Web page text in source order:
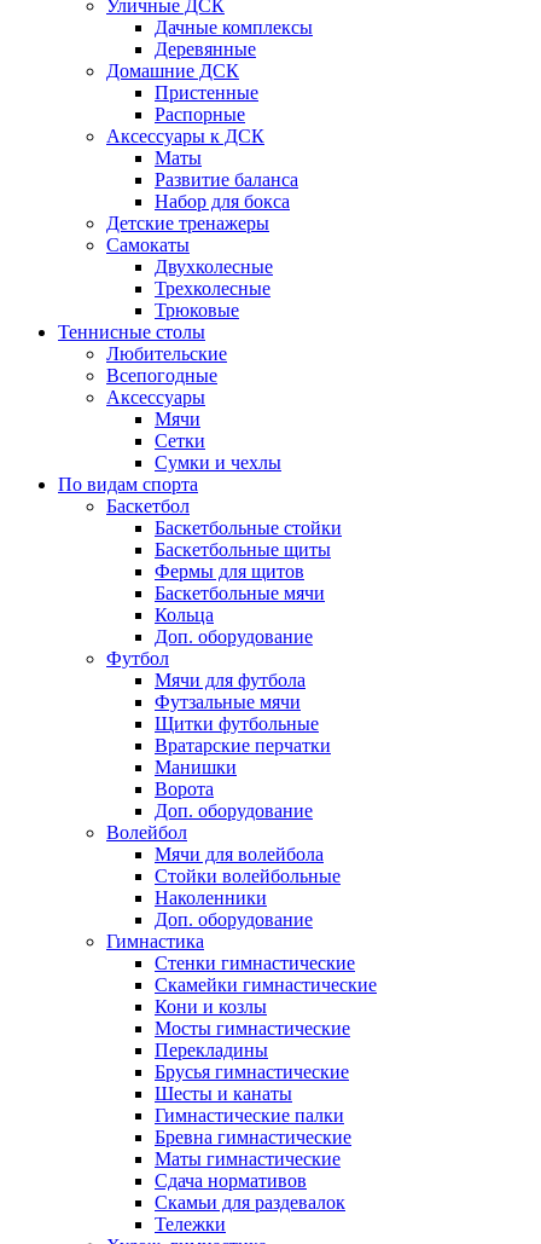
Уличные ДСК
Дачные комплексы
Деревянные
Домашние ДСК
Пристенные
Распорные
Аксесcуары к ДСК
Маты
Развитие баланса
Набор для бокса
Детские тренажеры
Самокаты
Двухколесные
Трехколесные
Трюковые
Теннисные столы
Любительские
Всепогодные
Аксессуары
Мячи
Сетки
Сумки и чехлы
По видам спорта
Баскетбол
Баскетбольные стойки
Баскетбольные щиты
Фермы для щитов
Баскетбольные мячи
Кольца
Доп. оборудование
Футбол
Мячи для футбола
Футзальные мячи
Щитки футбольные
Вратарские перчатки
Манишки
Ворота
Доп. оборудование
Волейбол
Мячи для волейбола
Стойки волейбольные
Наколенники
Доп. оборудование
Гимнастика
Стенки гимнастические
Скамейки гимнастические
Кони и козлы
Мосты гимнастические
Перекладины
Брусья гимнастические
Шесты и канаты
Гимнастические палки
Бревна гимнастические
Маты гимнастические
Сдача нормативов
Скамьи для раздевалок
Тележки